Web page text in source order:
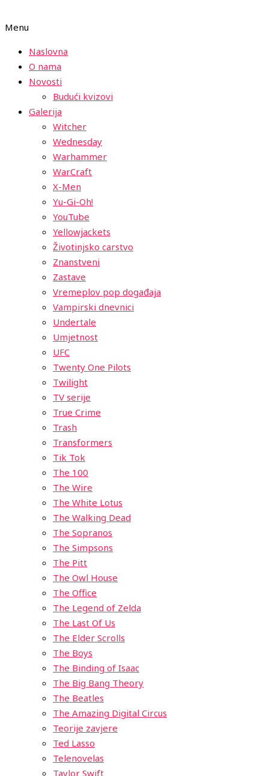
Menu
Naslovna
O nama
Novosti
Budući kvizovi
Galerija
Witcher
Wednesday
Warhammer
WarCraft
X-Men
Yu-Gi-Oh!
YouTube
Yellowjackets
Životinjsko carstvo
Znanstveni
Zastave
Vremeplov pop događaja
Vampirski dnevnici
Undertale
Umjetnost
UFC
Twenty One Pilots
Twilight
TV serije
True Crime
Trash
Transformers
Tik Tok
The 100
The Wire
The White Lotus
The Walking Dead
The Sopranos
The Simpsons
The Pitt
The Owl House
The Office
The Legend of Zelda
The Last Of Us
The Elder Scrolls
The Boys
The Binding of Isaac
The Big Bang Theory
The Beatles
The Amazing Digital Circus
Teorije zavjere
Ted Lasso
Telenovelas
Taylor Swift